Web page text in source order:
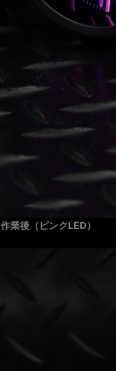
作業後（ピンクLED）